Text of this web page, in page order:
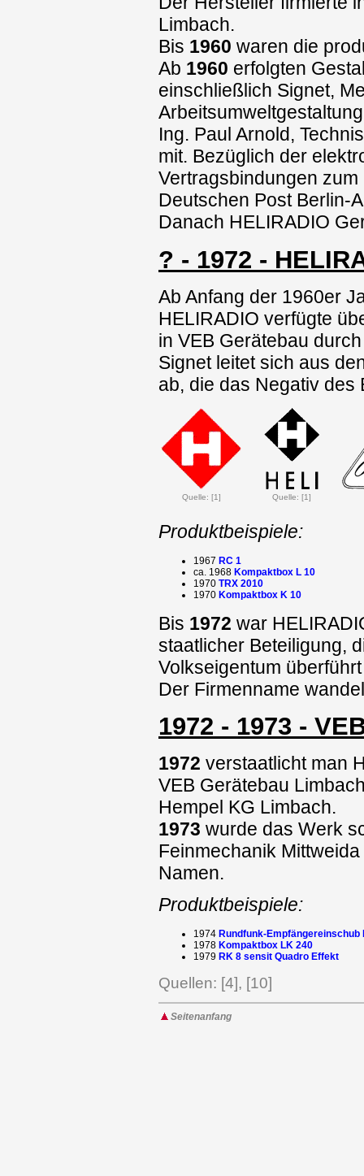
Limbach.
Bis 1960 waren die
Ab 1960 erfolgten
einschließlich Signet,
Ing. Paul Arnold,
mit. Bezüglich der
Vertragsbindungen
Deutschen Post Berlin-
Danach HELIRADIO
? - 1972 -
Ab Anfang der 1960er
HELIRADIO verfügte
in VEB Gerätebau
Signet leitet sich aus
ab, die das Negativ
Quelle: [1] Quelle: [1]
Produktbeispiele:
1967 RC 1
ca. 1968 Kompaktbox L 10
1970 TRX 2010
1970 Kompaktbox K 10
Bis 1972 war
staatlicher Beteiligung,
Volkseigentum
Der Firmenname
1972 - 1973 -
1972 verstaatlicht man
VEB Gerätebau
Hempel KG Limbach.
1973 wurde das Werk
Feinmechanik
Namen.
Produktbeispiele:
1974 Rundfunk-Empfängereinschub
1978 Kompaktbox LK 240
1979 RK 8 sensit Quadro Effekt
Quellen: [4], [10]
Seitenanfang